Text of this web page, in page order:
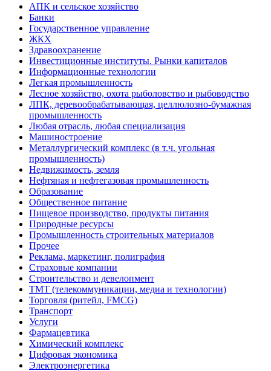
АПК и сельское хозяйство
Банки
Государственное управление
ЖКХ
Здравоохранение
Инвестиционные институты. Рынки капиталов
Информационные технологии
Легкая промышленность
Лесное хозяйство, охота рыболовство и рыбоводство
ЛПК, деревообрабатывающая, целлюлозно-бумажная
промышленность
Любая отрасль, любая специализация
Машиностроение
Металлургический комплекс (в т.ч. угольная
промышленность)
Недвижимость, земля
Нефтяная и нефтегазовая промышленность
Образование
Общественное питание
Пищевое производство, продукты питания
Природные ресурсы
Промышленность строительных материалов
Прочее
Реклама, маркетинг, полиграфия
Страховые компании
Строительство и девелопмент
ТМТ (телекоммуникации, медиа и технологии)
Торговля (ритейл, FMCG)
Транспорт
Услуги
Фармацевтика
Химический комплекс
Цифровая экономика
Электроэнергетика